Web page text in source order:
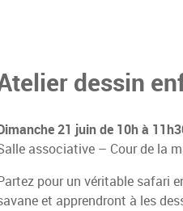
dessin
21 juin de 10h à
associative – Cour de la
pour un véritable safari
et apprendront à les